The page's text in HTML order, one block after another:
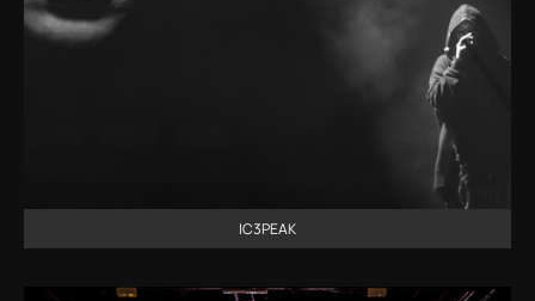
IC3PEAK